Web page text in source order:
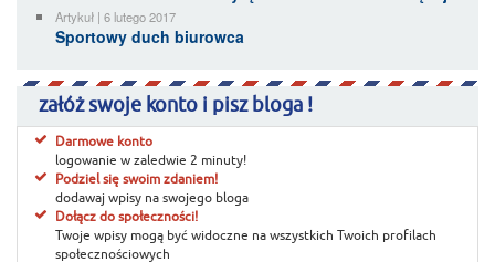
Artykuł | 6 lutego 2017
Sportowy duch biurowca
załóż swoje konto i pisz bloga !
Darmowe konto
logowanie w zaledwie 2 minuty!
Podziel się swoim zdaniem!
dodawaj wpisy na swojego bloga
Dołącz do społeczności!
Twoje wpisy mogą być widoczne na wszystkich Twoich profilach
społecznościowych